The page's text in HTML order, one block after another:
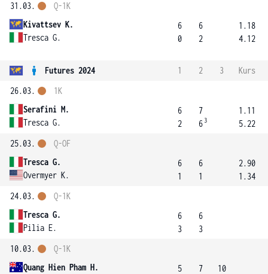
31.03.
Kivattsev K.
Tresca G.
Q-1K
6
0
6
2
1.18
4.12
Futures 2024 1 2 3
Kurs
26.03.
Serafini M.
Tresca G.
1K
6
2
7
6 3
1.11
5.22
25.03.
Tresca G.
Overmyer K.
Q-OF
6
1
6
1
2.90
1.34
24.03.
Tresca G.
Pilia E.
Q-1K
6
3
6
3
10.03.
Quang Hien Pham H.
Q-1K
5
7
10